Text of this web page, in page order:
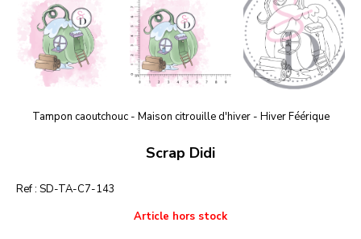
Tampon caoutchouc - Maison citrouille d'hiver - Hiver Féérique
Scrap Didi
Ref : SD-TA-C7-143
Article hors stock